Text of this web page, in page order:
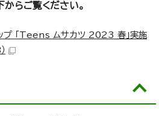
らご覧ください。
プ 「Teens ムサカツ 2023 春」実施